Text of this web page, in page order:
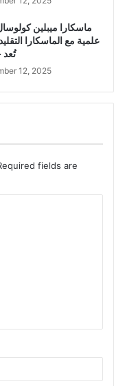
ماسكارا ميبلين
علمية مع الماسكارا
تُعد
12, 2025
fields are